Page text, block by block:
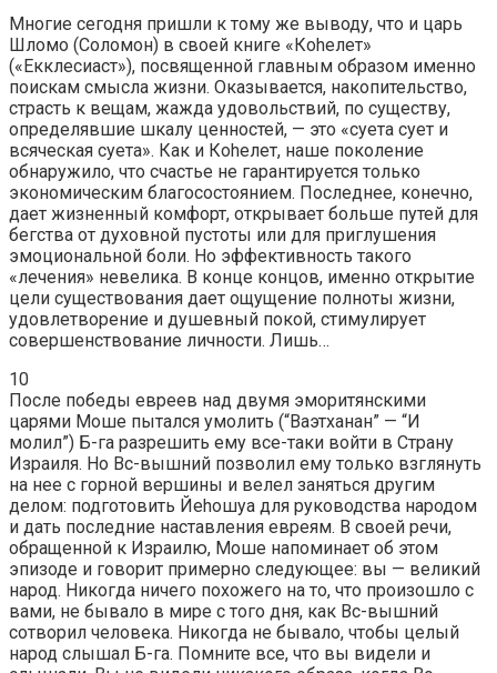
Многие сегодня пришли к тому же выводу, что и царь
Шломо (Соломон) в своей книге «Коhелет»
(«Екклесиаст»), посвященной главным образом именно
поискам смысла жизни. Оказывается, накопительство,
страсть к вещам, жажда удовольствий, по существу,
определявшие шкалу ценностей, — это «суета сует и
всяческая суета». Как и Коhелет, наше поколение
обнаружило, что счастье не гарантируется только
экономическим благосостоянием. Последнее, конечно,
дает жизненный комфорт, открывает больше путей для
бегства от духовной пустоты или для приглушения
эмоциональной боли. Но эффективность такого
«лечения» невелика. В конце концов, именно открытие
цели существования дает ощущение полноты жизни,
удовлетворение и душевный покой, стимулирует
совершенствование личности. Лишь…
10
После победы евреев над двумя эморитянскими
царями Моше пытался умолить (“Ваэтханан” — “И
молил”) Б-га разрешить ему все-таки войти в Страну
Израиля. Но Вс-вышний позволил ему только взглянуть
на нее с горной вершины и велел заняться другим
делом: подготовить Йеhошуа для руководства народом
и дать последние наставления евреям. В своей речи,
обращенной к Израилю, Моше напоминает об этом
эпизоде и говорит примерно следующее: вы — великий
народ. Никогда ничего похожего на то, что произошло с
вами, не бывало в мире с того дня, как Вс-вышний
сотворил человека. Никогда не бывало, чтобы целый
народ слышал Б-га. Помните все, что вы видели и